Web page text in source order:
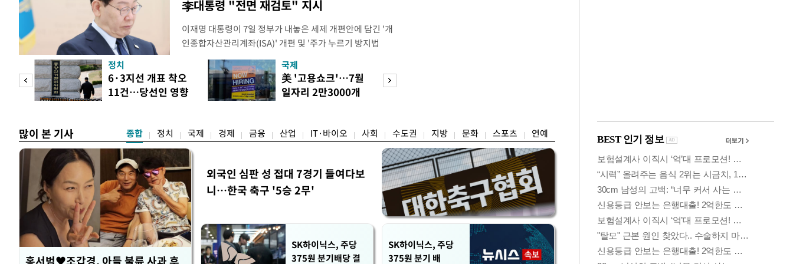
李대통령 "전면 재검토" 지시
이재명 대통령이 7일 정부가 내놓은 세제 개편안에 담긴 '개
인종합자산관리계좌(ISA)' 개편 및 '주가 누르기 방지법
안'을 전면 재검토 할 것을 지시했다. 이 대통령은 이날 참모
들과의 상황 점검 회의에서 ISA 개편 방안 및 주가 누르기 방
지법안을 둘러싼 투자자들의 반발 등에 대한 내용을 보고 받
았다. 이 자리에서 이 대통령은 ISA 개편안과
정치
6·3지선 개표 착오
11건…당선인 영향
국제
美 '고용쇼크'…7월
일자리 2만3000개
많이 본 기사 종합 정치 국제 경제 금융 산업 IT·바이오 사회 수도권 지방 문화 스포츠 연예
홍서범♥조갑경, 아들 불륜 사과 후
외국인 심판 성 접대 7경기 들여다보
니…한국 축구 '5승 2무'
SK하이닉스, 주당
375원 분기배당 결
SK하이닉스, 주당
375원 분기 배